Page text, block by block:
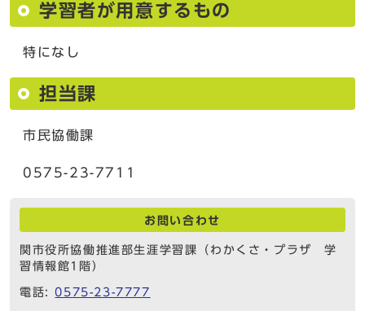
学習者が用意するもの
特になし
担当課
市民協働課
0575-23-7711
お問い合わせ
関市役所協働推進部生涯学習課（わかくさ・プラザ 学
習情報館1階）
電話:0575-23-7777